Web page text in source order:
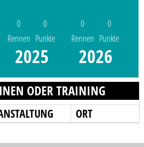
0
Rennen
0
Punkte
2025
0
Rennen
0
Punkte
2026
ODER TRAINING
ORT